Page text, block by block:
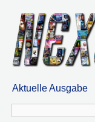
Aktuelle Ausgabe